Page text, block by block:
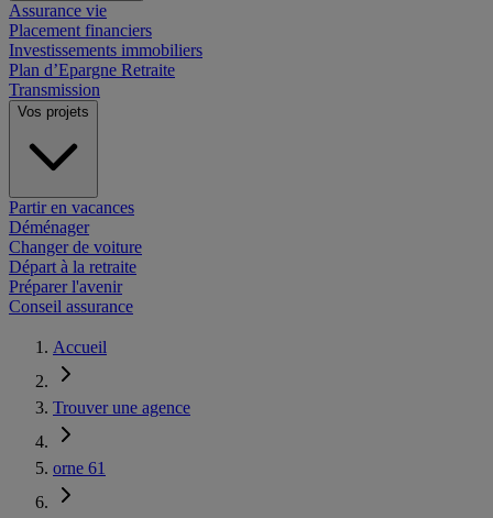
Assurance vie
Placement financiers
Investissements immobiliers
Plan d’Epargne Retraite
Transmission
Vos projets
Partir en vacances
Déménager
Changer de voiture
Départ à la retraite
Préparer l'avenir
Conseil assurance
Accueil
Trouver une agence
orne 61